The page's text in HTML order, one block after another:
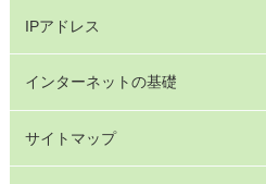
IPアドレス
インターネットの基礎
サイトマップ